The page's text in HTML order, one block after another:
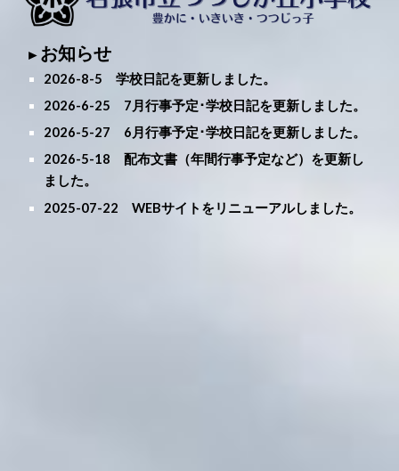
►お知らせ
2026-8-5 学校日記を更新しました。
2026-6-25 7 月行事予定･学校日記を更新しました。
2026-5-27 6 月行事予定･学校日記を更新しました。
2026-5-18 配布文書（年間行事予定など） を更新し
ました。
2025-07-22 WEBサイトをリニューアルしました。